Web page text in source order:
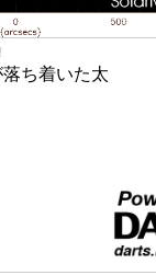
ち着いた太